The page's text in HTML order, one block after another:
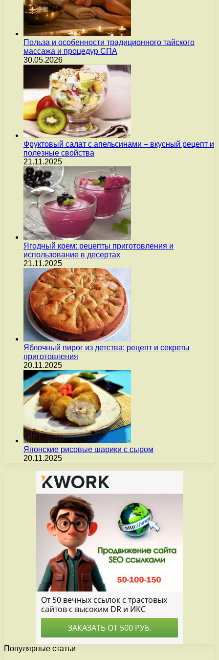
Польза и особенности традиционного тайского
массажа и процедур СПА
30.05.2026
Фруктовый салат с апельсинами – вкусный рецепт и
полезные свойства
21.11.2025
Ягодный крем: рецепты приготовления и
использование в десертах
21.11.2025
Яблочный пирог из детства: рецепт и секреты
приготовления
20.11.2025
Японские рисовые шарики с сыром
20.11.2025
Популярные статьи